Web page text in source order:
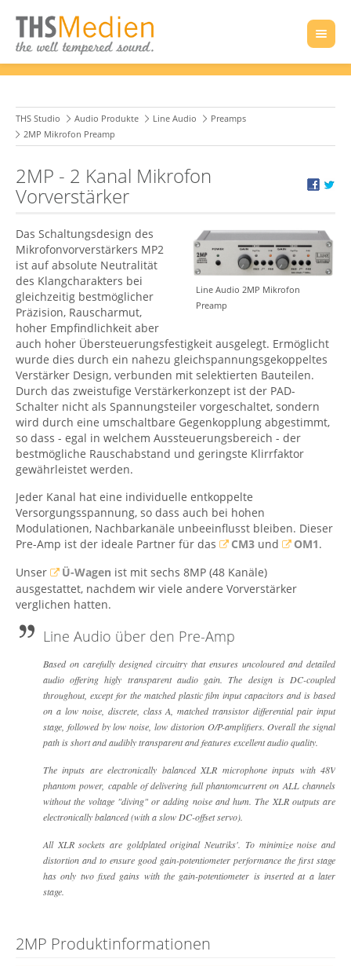
THS Studio Audio Produkte Line Audio
Preamps
2MP Mikrofon Preamp
2MP - 2 Kanal Mikrofon
Vorverstärker
Line Audio 2MP Mikrofon
Preamp
Das Schaltungsdesign des
Mikrofonvorverstärkers MP2
ist auf absolute Neutralität
des Klangcharakters bei
gleichzeitig bestmöglicher
Präzision, Rauscharmut,
hoher Empfindlichkeit aber
auch hoher Übersteuerungsfestigkeit ausgelegt. Ermöglicht
wurde dies durch ein nahezu gleichspannungsgekoppeltes
Verstärker Design, verbunden mit selektierten Bauteilen.
Durch das zweistufige Verstärkerkonzept ist der PAD-
Schalter nicht als Spannungsteiler vorgeschaltet, sondern
wird durch eine umschaltbare Gegenkopplung abgestimmt,
so dass - egal in welchem Aussteuerungsbereich - der
bestmögliche Rauschabstand und geringste Klirrfaktor
gewährleistet werden.
Jeder Kanal hat eine individuelle entkoppelte
Versorgungsspannung, so dass auch bei hohen
Modulationen, Nachbarkanäle unbeeinflusst bleiben. Dieser
Pre-Amp ist der ideale Partner für das
CM3 und OM1.
Unser
Ü-Wagen ist mit sechs 8MP (48 Kanäle)
ausgestattet, nachdem wir viele andere Vorverstärker
verglichen hatten.
Line Audio über den Pre-Amp
Based on carefully designed circuitry that ensures uncoloured and detailed
audio offering higly transparent audio gain. The design is DC-coupled
throughout, except for the matched plastic film input capacitors and is based
on a low noise, discrete, class A, matched transistor differential pair input
stage, followed by low noise, low distorion O/P-amplifiers. Overall the signal
path is short and audibly transparent and features excellent audio quality.
The inputs are electronically balanced XLR microphone inputs with 48V
phantom power, capable of delivering full phantomcurrent on ALL channels
without the voltage "diving" or adding noise and hum. The XLR outputs are
electronically balanced (with a slow DC-offset servo).
All XLR sockets are goldplated original Neutriks'. To minimize noise and
distortion and to ensure good gain-potentiometer performance the first stage
has only two fixed gains with the gain-potentiometer is inserted at a later
stage.
2MP Produktinformationen